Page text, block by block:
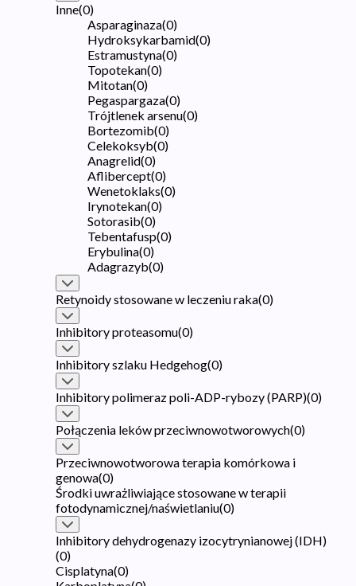
Inne(0)
Asparaginaza(0)
Hydroksykarbamid(0)
Estramustyna(0)
Topotekan(0)
Mitotan(0)
Pegaspargaza(0)
Trójtlenek arsenu(0)
Bortezomib(0)
Celekoksyb(0)
Anagrelid(0)
Aflibercept(0)
Wenetoklaks(0)
Irynotekan(0)
Sotorasib(0)
Tebentafusp(0)
Erybulina(0)
Adagrazyb(0)
Retynoidy stosowane w leczeniu raka(0)
Inhibitory proteasomu(0)
Inhibitory szlaku Hedgehog(0)
Inhibitory polimeraz poli-ADP-rybozy (PARP)(0)
Połączenia leków przeciwnowotworowych(0)
Przeciwnowotworowa terapia komórkowa i
genowa(0)
Środki uwrażliwiające stosowane w terapii
fotodynamicznej/naświetlaniu(0)
Inhibitory dehydrogenazy izocytrynianowej (IDH)
(0)
Cisplatyna(0)